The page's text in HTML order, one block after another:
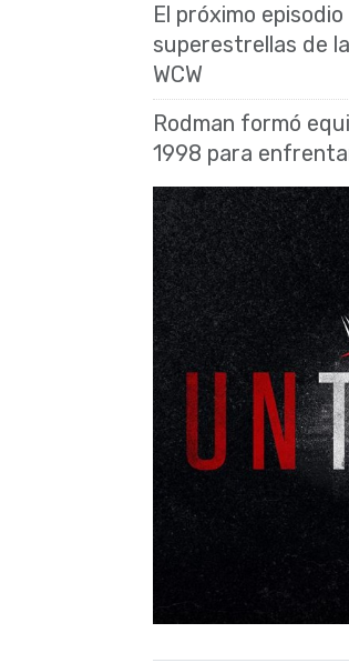
El próximo
superestrellas de
WCW
Rodman formó
1998 para